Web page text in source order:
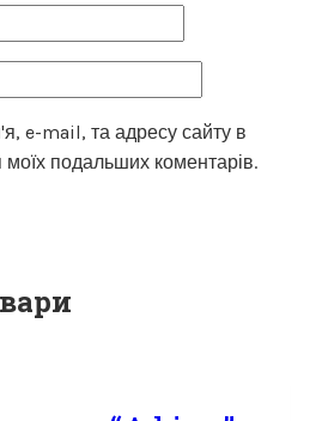
e-mail, та адресу сайту в
моїх подальших коментарів.